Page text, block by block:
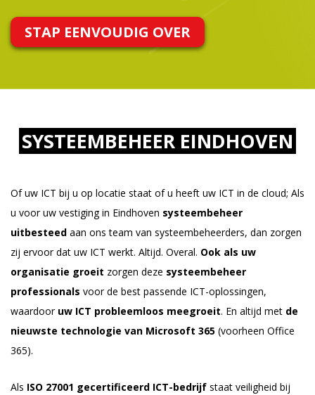
STAP EENVOUDIG OVER
SYSTEEMBEHEER EINDHOVEN
Of uw ICT bij u op locatie staat of u heeft uw ICT in de cloud; Als
u voor uw vestiging in Eindhoven systeembeheer
uitbesteed aan ons team van systeembeheerders, dan zorgen
zij ervoor dat uw ICT werkt. Altijd. Overal. Ook als uw
organisatie groeit zorgen deze systeembeheer
professionals voor de best passende ICT-oplossingen,
waardoor uw ICT probleemloos meegroeit. En altijd met de
nieuwste technologie van Microsoft 365 (voorheen Office
365).
Als ISO 27001 gecertificeerd ICT-bedrijf staat veiligheid bij